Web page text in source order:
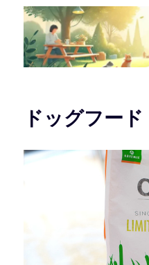
ドッグフード